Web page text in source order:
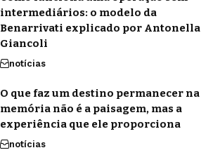
intermediários: o modelo da
Benarrivati explicado por Antonella
Giancoli
notícias
O que faz um destino permanecer na
memória não é a paisagem, mas a
experiência que ele proporciona
notícias